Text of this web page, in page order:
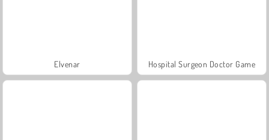
Elvenar Hospital Surgeon Doctor Game